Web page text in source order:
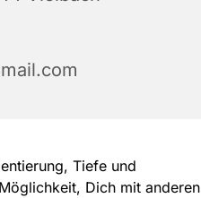
Tiefe und
Dich mit anderen